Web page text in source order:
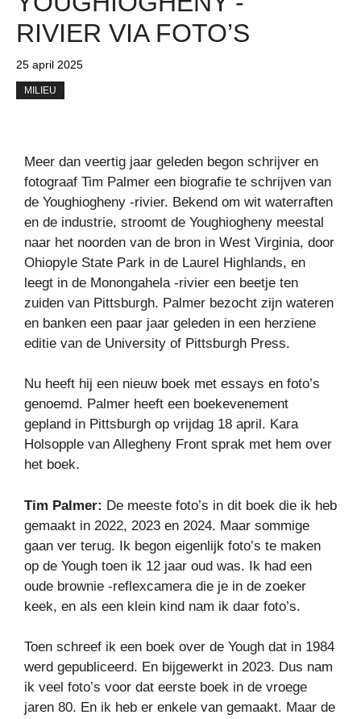
RIVIER VIA FOTO’S
25 april 2025
MILIEU
Meer dan veertig jaar geleden begon schrijver en
fotograaf Tim Palmer een biografie te schrijven van
de Youghiogheny -rivier. Bekend om wit waterraften
en de industrie, stroomt de Youghiogheny meestal
naar het noorden van de bron in West Virginia, door
Ohiopyle State Park in de Laurel Highlands, en
leegt in de Monongahela -rivier een beetje ten
zuiden van Pittsburgh. Palmer bezocht zijn wateren
en banken een paar jaar geleden in een herziene
editie van de University of Pittsburgh Press.
Nu heeft hij een nieuw boek met essays en foto’s
genoemd. Palmer heeft een boekevenement
gepland in Pittsburgh op vrijdag 18 april. Kara
Holsopple van Allegheny Front sprak met hem over
het boek.
Tim Palmer: De meeste foto’s in dit boek die ik heb
gemaakt in 2022, 2023 en 2024. Maar sommige
gaan ver terug. Ik begon eigenlijk foto’s te maken
op de Yough toen ik 12 jaar oud was. Ik had een
oude brownie -reflexcamera die je in de zoeker
keek, en als een klein kind nam ik daar foto’s.
Toen schreef ik een boek over de Yough dat in 1984
werd gepubliceerd. En bijgewerkt in 2023. Dus nam
ik veel foto’s voor dat eerste boek in de vroege
jaren 80. En ik heb er enkele van gemaakt. Maar de